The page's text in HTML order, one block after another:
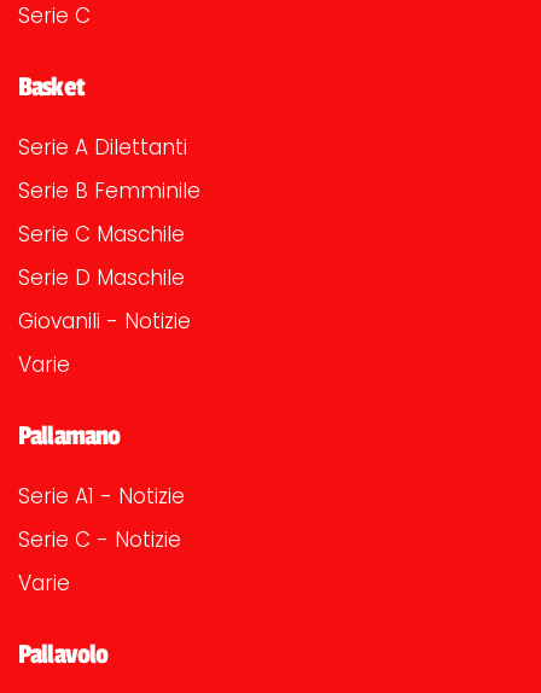
Serie C
Basket
Serie A Dilettanti
Serie B Femminile
Serie C Maschile
Serie D Maschile
Giovanili - Notizie
Varie
Pallamano
Serie A1 - Notizie
Serie C - Notizie
Varie
Pallavolo